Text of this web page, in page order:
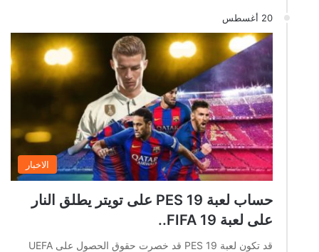
20 أغسطس
الاخبار
حساب لعبة PES 19 على تويتر يطلق النار
على لعبة FIFA 19..
قد تكون لعبة PES 19 قد خصرت حقوق الحصول على UEFA